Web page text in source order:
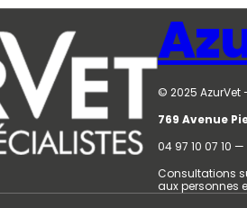
© 2025 AzurVet
769 Avenue
04 97 10 07 10
Consultations
aux personnes